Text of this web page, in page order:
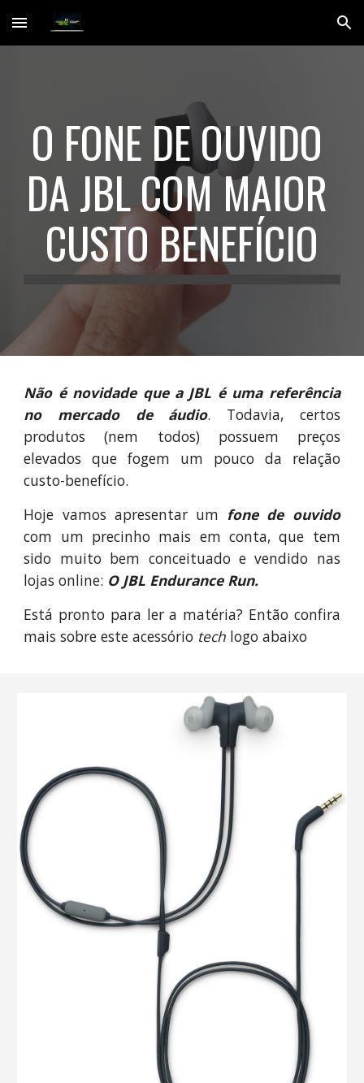
Skip to main content Skip to navigation
O FONE DE OUVIDO
DA JBL COM MAIOR
CUSTO BENEFÍCIO
Não é novidade que a JBL é uma referência
no mercado de áudio. Todavia, certos
produtos (nem todos) possuem preços
elevados que fogem um pouco da relação
custo-benefício.
Hoje vamos apresentar um fone de ouvido
com um precinho mais em conta, que tem
sido muito bem conceituado e vendido nas
lojas online: O JBL Endurance Run.
Está pronto para ler a matéria? Então confira
mais sobre este acessório tech logo abaixo